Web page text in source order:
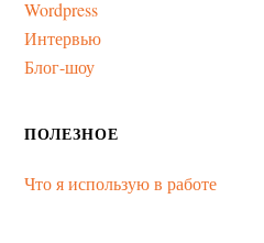
Wordpress
Интервью
Блог-шоу
ПОЛЕЗНОЕ
Что я использую в работе